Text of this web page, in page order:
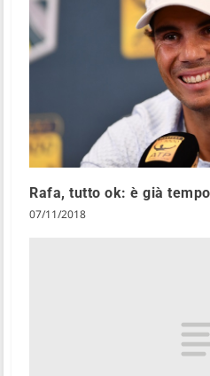
Rafa, tutto ok: è già
07/11/2018